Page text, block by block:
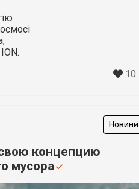
10
Новини
концепцию
мусора